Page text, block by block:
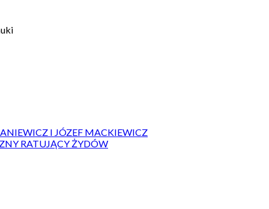
I JÓZEF MACKIEWICZ
RATUJĄCY ŻYDÓW